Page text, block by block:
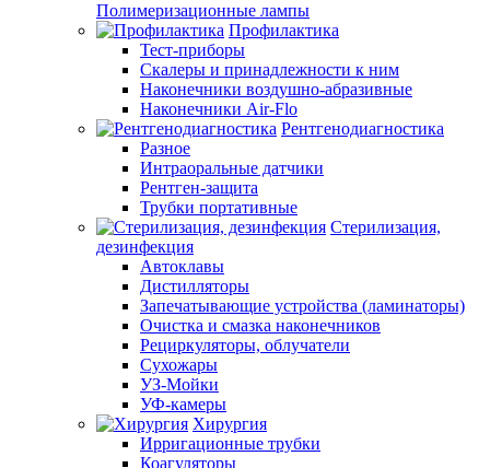
Полимеризационные лампы
Профилактика
Тест-приборы
Скалеры и принадлежности к ним
Наконечники воздушно-абразивные
Наконечники Air-Flo
Рентгенодиагностика
Разное
Интраоральные датчики
Рентген-защита
Трубки портативные
Стерилизация,
дезинфекция
Автоклавы
Дистилляторы
Запечатывающие устройства (ламинаторы)
Очистка и смазка наконечников
Рециркуляторы, облучатели
Сухожары
УЗ-Мойки
УФ-камеры
Хирургия
Ирригационные трубки
Коагуляторы